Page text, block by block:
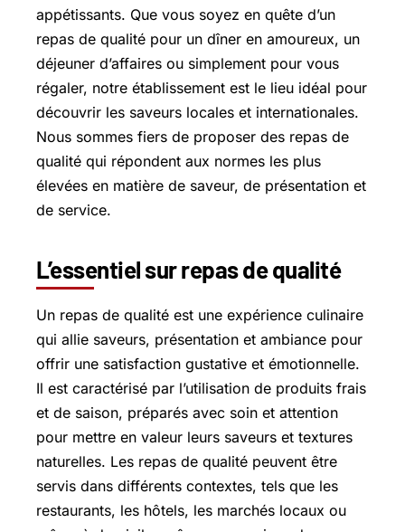
appétissants. Que vous soyez en quête d’un
repas de qualité pour un dîner en amoureux, un
déjeuner d’affaires ou simplement pour vous
régaler, notre établissement est le lieu idéal pour
découvrir les saveurs locales et internationales.
Nous sommes fiers de proposer des repas de
qualité qui répondent aux normes les plus
élevées en matière de saveur, de présentation et
de service.
L’essentiel sur repas de qualité
Un repas de qualité est une expérience culinaire
qui allie saveurs, présentation et ambiance pour
offrir une satisfaction gustative et émotionnelle.
Il est caractérisé par l’utilisation de produits frais
et de saison, préparés avec soin et attention
pour mettre en valeur leurs saveurs et textures
naturelles. Les repas de qualité peuvent être
servis dans différents contextes, tels que les
restaurants, les hôtels, les marchés locaux ou